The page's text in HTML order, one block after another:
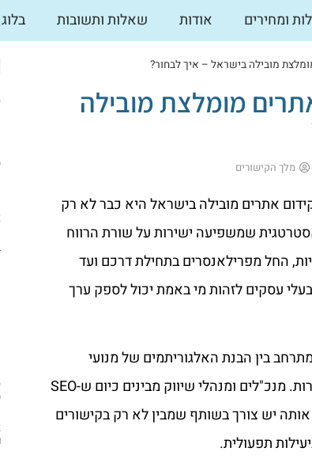
ומחירים אודות שאלות ותשובות בלוג
מובילה בישראל – איך לבחור?
מומלצת מובילה
מלך הקישורים
אתרים מובילה בישראל היא כבר לא רק
שמשפיעה ישירות על שורת הרווח
החל מפרילאנסרים בתחילת דרכם ועד
עסקים לזהות מי באמת יכול לספק ערך
בין הבנת האלגוריתמים של מנועי
החיפוש לבין היכולת להמיר תנועה למכירות. מנכ"לים ומנהלי שיווק מבינים כיום ש-SEO
יש צורך בשותף שמבין לא רק בקישורים
תפעולית.